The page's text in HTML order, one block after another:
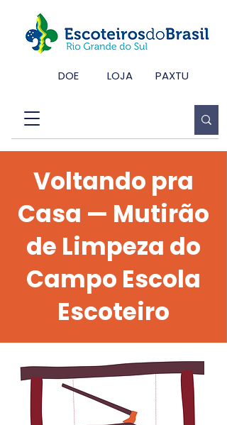
DOE LOJA PAXTU
Voltando pra
Casa — Mutirão
de Limpeza do
Campo Escola
Escoteiro